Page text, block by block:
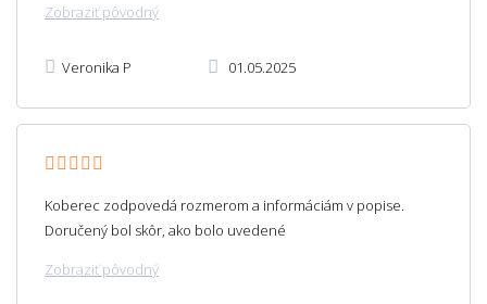
Zobraziť pôvodný
Veronika P 01.05.2025
Koberec zodpovedá rozmerom a informáciám v popise.
Doručený bol skôr, ako bolo uvedené
Zobraziť pôvodný